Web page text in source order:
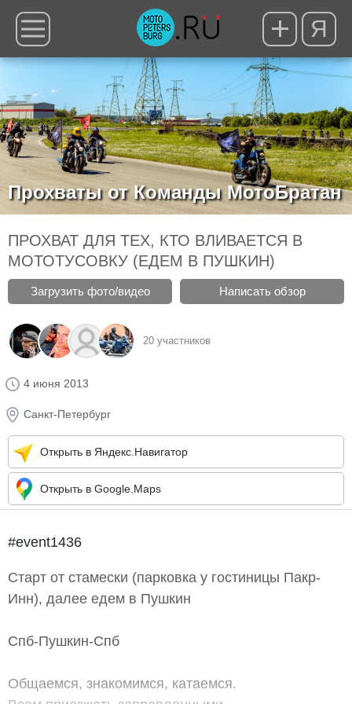
Я
Прохваты от Команды МотоБратан
ПРОХВАТ ДЛЯ ТЕХ, КТО ВЛИВАЕТСЯ В
МОТОТУСОВКУ (ЕДЕМ В ПУШКИН)
Загрузить фото/видео Написать обзор
20 участников
4 июня 2013
Санкт-Петербург
Открыть в Яндекс.Навигатор
Открыть в Google.Maps
#event1436
Старт от стамески (парковка у гостиницы Пакр-
Инн), далее едем в Пушкин
Спб-Пушкин-Спб
Общаемся, знакомимся, катаемся.